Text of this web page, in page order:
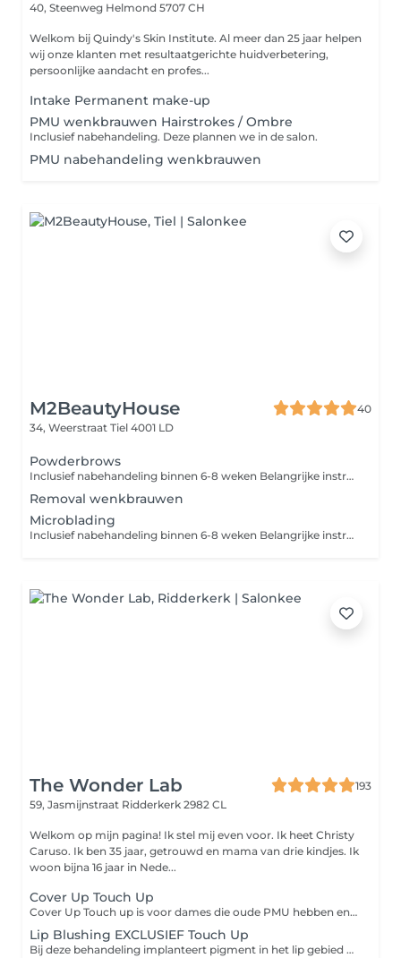
40, Steenweg Helmond 5707 CH
Welkom bij Quindy's Skin Institute. Al meer dan 25 jaar helpen
wij onze klanten met resultaatgerichte huidverbetering,
persoonlijke aandacht en profes...
Intake Permanent make-up
PMU wenkbrauwen Hairstrokes / Ombre
Inclusief nabehandeling. Deze plannen we in de salon.
PMU nabehandeling wenkbrauwen
M2BeautyHouse
40
34, Weerstraat Tiel 4001 LD
Powderbrows
Inclusief nabehandeling binnen 6-8 weken Belangrijke instructies vóór uw PMU-behandeling: Om de beste resultaten te bereiken, vragen wij u vriendelijk om het volgende niet te doen 2448 uur vóór de behandeling: Geen alcohol of cafeïne gebruiken Geen aspirine of bloedverdunnende medicatie innemen (tenzij voorgeschreven door uw arts) Geen zonnebank of intensief zonnen Geen gezichtsbehandeling, peeling of botox vóór de afspraak Niet epileren of harsen op het te behandelen gebied Kom alstublieft met schone huid, zonder make-up naar uw afspraak.
Removal wenkbrauwen
Microblading
Inclusief nabehandeling binnen 6-8 weken Belangrijke instructies vóór uw PMU-behandeling: Om de beste resultaten te bereiken, vragen wij u vriendelijk om het volgende niet te doen 2448 uur vóór de behandeling: Geen alcohol of cafeïne gebruiken Geen aspirine of bloedverdunnende medicatie innemen (tenzij voorgeschreven door uw arts) Geen zonnebank of intensief zonnen Geen gezichtsbehandeling, peeling of botox vóór de afspraak Niet epileren of harsen op het te behandelen gebied Kom alstublieft met schone huid, zonder make-up naar uw afspraak.
The Wonder Lab
193
59, Jasmijnstraat Ridderkerk 2982 CL
Welkom op mijn pagina! Ik stel mij even voor. Ik heet Christy
Caruso. Ik ben 35 jaar, getrouwd en mama van drie kindjes. Ik
woon bijna 16 jaar in Nede...
Cover Up Touch Up
Cover Up Touch up is voor dames die oude PMU hebben en die ergens anders zijn gezet en nu hun wenkbrauwen willen bijwerken. Hier wordt er geen nieuwe vorm getekend, maar puur met de oude vorm gewerkt om die weer mooi strak te maken en weer mooi kleur te geven. De reden dat deze behandeling duurder is, is omdat de wenkbrauwen ergens anders zijn gezet, met ander pigmenten zijn gezet, andere manier van techniek aanpassen etc etc en het neemt soms meer tijd om de kleur weer mooi te krijgen. Vaak wordt er ook extra met een warmte kleur gewerkt om de kleur mooi te verfrissen. Cover Ups zijn altijd op eigen risico.
Lip Blushing EXCLUSIEF Touch Up
Bij deze behandeling implanteert pigment in het lip gebied om het uiterlijk van natuurlijke roze lippen te creeeren. Ook verbetert het de vorm van de lippen, geeft definitie en een natuurlijke volheid.